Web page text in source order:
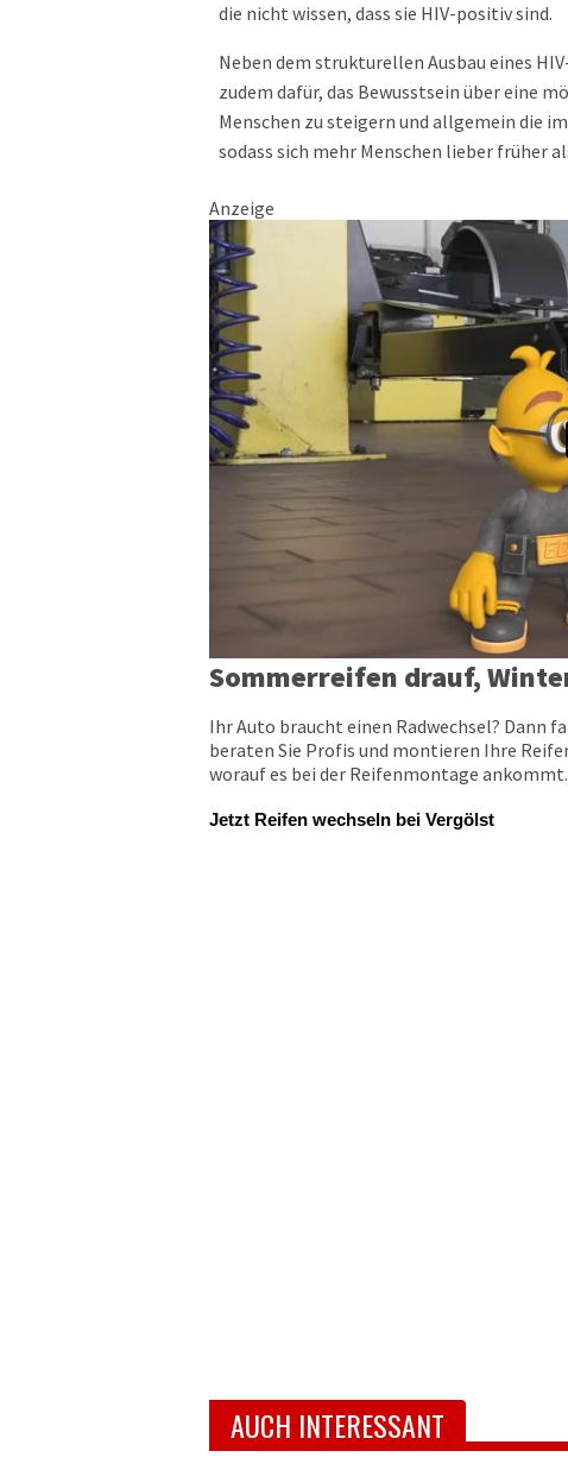
die nicht wissen, dass sie HIV-positiv sind.
Neben dem strukturellen Ausbau eines
zudem dafür, das Bewusstsein über eine
Menschen zu steigern und allgemein die
sodass sich mehr Menschen lieber früher
Anzeige
Sommerreifen drauf,
Ihr Auto braucht einen Radwechsel? Dann
beraten Sie Profis und montieren Ihre
worauf es bei der Reifenmontage
Jetzt Reifen wechseln bei Vergölst
AUCH INTERESSANT